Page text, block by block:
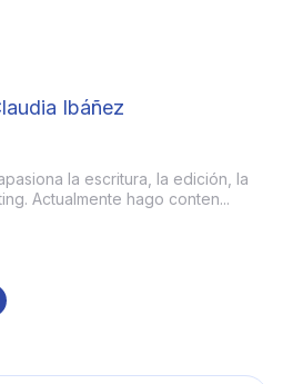
Ibáñez
la escritura, la edición, la
Actualmente hago conten...